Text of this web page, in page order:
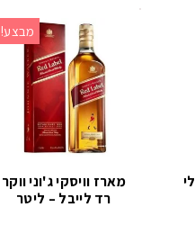
מבצע!
מארז וויסקי ג'וני ווקר
רד לייבל – ליטר